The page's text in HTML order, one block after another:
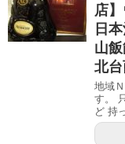
店
日
山
北
地域
す。
ど 持